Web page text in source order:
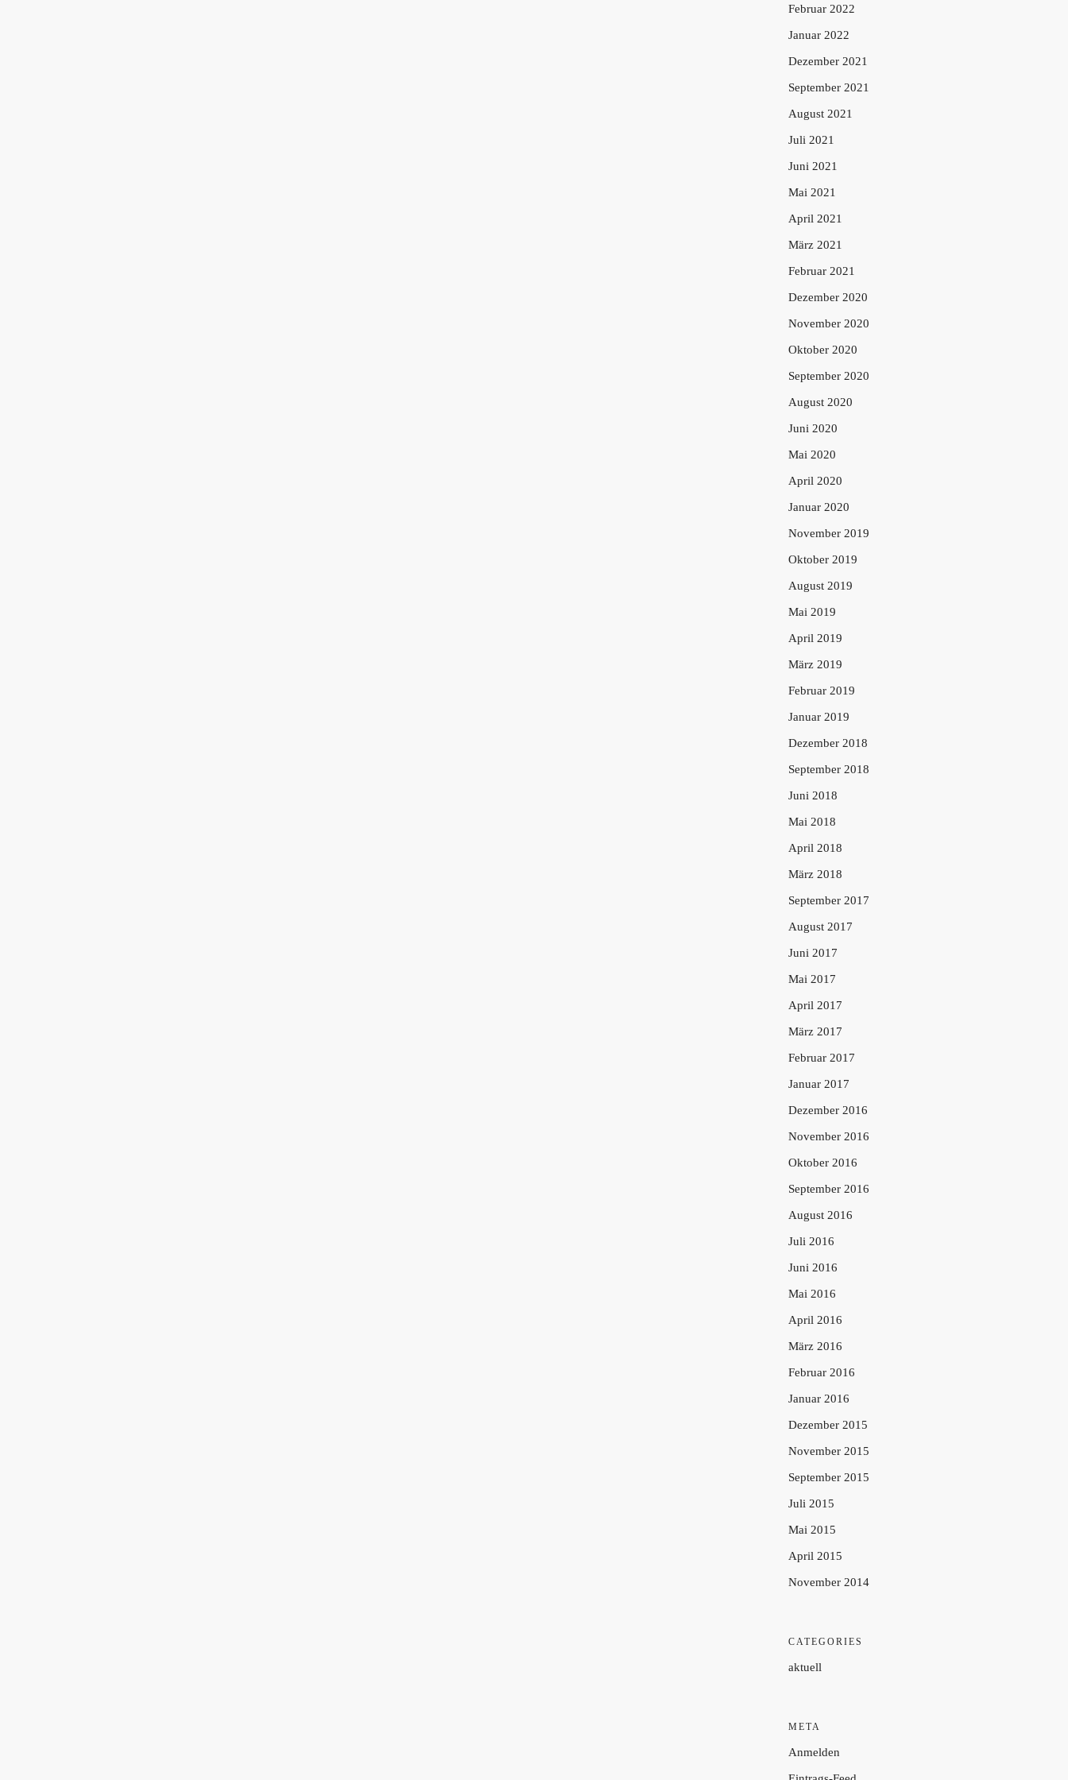
Februar 2022
Januar 2022
Dezember 2021
September 2021
August 2021
Juli 2021
Juni 2021
Mai 2021
April 2021
März 2021
Februar 2021
Dezember 2020
November 2020
Oktober 2020
September 2020
August 2020
Juni 2020
Mai 2020
April 2020
Januar 2020
November 2019
Oktober 2019
August 2019
Mai 2019
April 2019
März 2019
Februar 2019
Januar 2019
Dezember 2018
September 2018
Juni 2018
Mai 2018
April 2018
März 2018
September 2017
August 2017
Juni 2017
Mai 2017
April 2017
März 2017
Februar 2017
Januar 2017
Dezember 2016
November 2016
Oktober 2016
September 2016
August 2016
Juli 2016
Juni 2016
Mai 2016
April 2016
März 2016
Februar 2016
Januar 2016
Dezember 2015
November 2015
September 2015
Juli 2015
Mai 2015
April 2015
November 2014
CATEGORIES
aktuell
META
Anmelden